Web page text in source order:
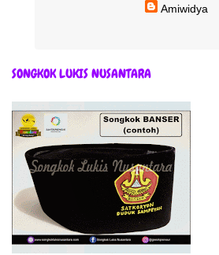
Amiwidya
SONGKOK LUKIS NUSANTARA